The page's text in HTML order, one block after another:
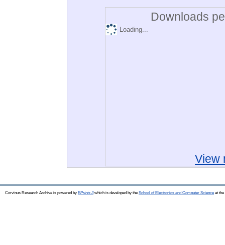
Downloads
Loading...
View
Corvinus Research Archive is powered by EPrints 3which is developed by the School of Electronics and Computer Science at